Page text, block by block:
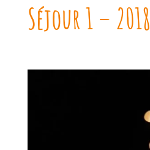
Séjour 1 – 2018